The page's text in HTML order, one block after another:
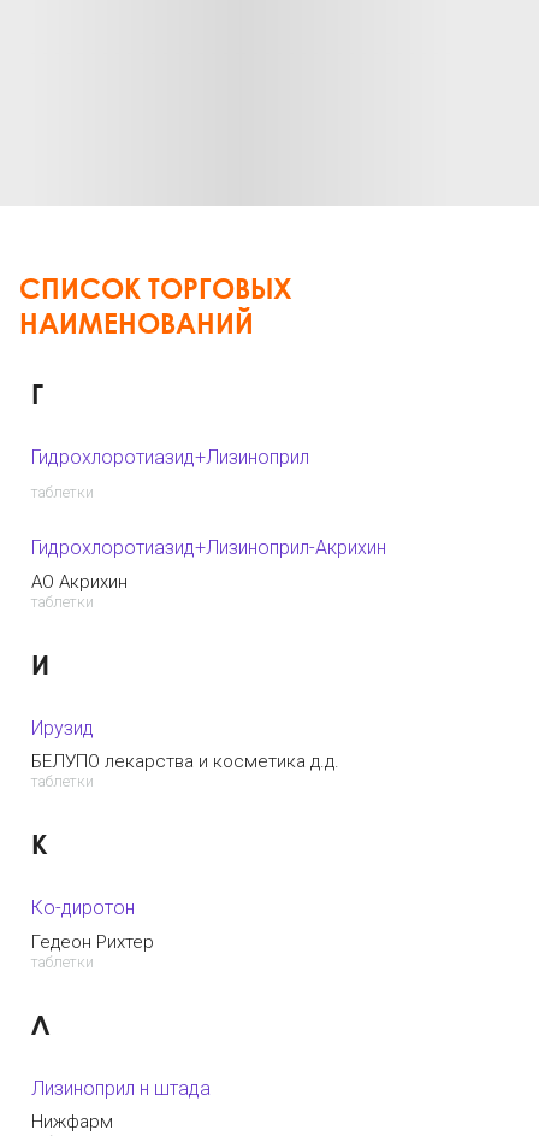
СПИСОК ТОРГОВЫХ
НАИМЕНОВАНИЙ
Г
Гидрохлоротиазид+Лизиноприл
таблетки
Гидрохлоротиазид+Лизиноприл-Акрихин
АО Акрихин
таблетки
И
Ирузид
БЕЛУПО лекарства и косметика д.д.
таблетки
К
Ко-диротон
Гедеон Рихтер
таблетки
Л
Лизиноприл н штада
Нижфарм